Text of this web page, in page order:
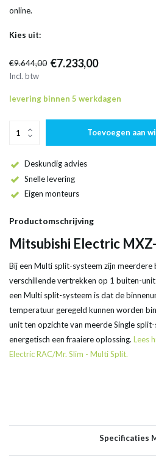
online.
Kies uit:
€9.644,00 €7.233,00
Incl. btw
levering binnen 5 werkdagen
Toevoegen aan
Deskundig advies
Snelle levering
Eigen monteurs
Productomschrijving
Mitsubishi Electric
Bij een Multi split-systeem zijn meerdere
verschillende vertrekken op 1 buiten-
een Multi split-systeem is dat de
temperatuur geregeld kunnen worden
unit ten opzichte van meerde Single
energetisch een fraaiere oplossing. Lees
Electric RAC/Mr. Slim - Multi Split.
Specificaties